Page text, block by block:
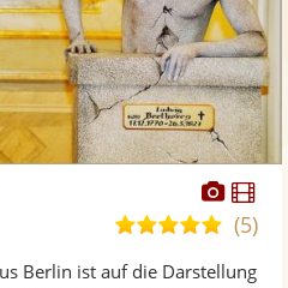
Fotos
5,0(5)
Berlin ist auf die Darstellung